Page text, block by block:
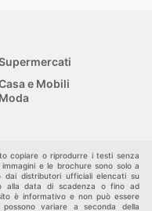
e Mobili
Moda
copiare o riprodurre i testi senza
e le brochure sono solo a
dai distributori ufficiali elencati su
alla data di scadenza o fino ad
è informativo e non può essere
variare a seconda della